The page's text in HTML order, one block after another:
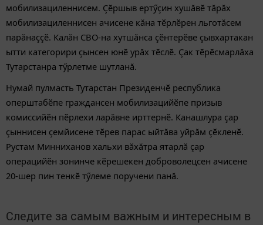
мобилизациленнисем. Çӗршыв ертӳçин хушăвӗ тăрăх
мобилизациленнисен ачисене кăна тӗрлӗрен льготăсем
парăнаççӗ. Калăн СВО-на хутшăнса çӗнтерӗве çывхартакан
ытти категорири çынсен юнӗ урăх тӗслӗ. Çак тӗрӗсмарлăха
Тутарстанра тӳрлетме шутланă.
Нумай пулмасть Тутарстан Президенчӗ республика
оперштабӗпе граждансен мобилизацийӗпе призыв
комиссийӗн пӗрлехи ларăвне ирттернӗ. Канашлура çар
çыннисен çемйисене тӗрев парас ыйтăва уйрăм çӗкленӗ.
Рустам Минниханов хальхи вăхăтра ятарлă çар
операцийӗн зонинче кӗрешекен доброволецсен ачисене
20-шер пин тенкӗ тӳлеме поручени панă.
Следите за самым важным и интересным в